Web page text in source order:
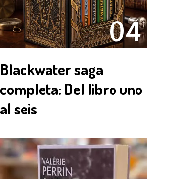
04
Blackwater saga
completa: Del libro uno
al seis